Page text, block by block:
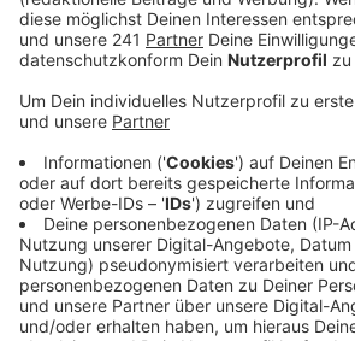
Dabei sollen eben Mädchen Berufe
denen vor allem Männer arbeiten und
anderem machen in diesem Jahr das
Wupsi, die Sparkasse oder die Kita
Straße bei dem Tag mit. Die
nach Betrieb schon diese Woche ab.
Hier findet ihr eine Übersicht über
denGirls Dayund hier für denBoys
Angebot von derSparkasse